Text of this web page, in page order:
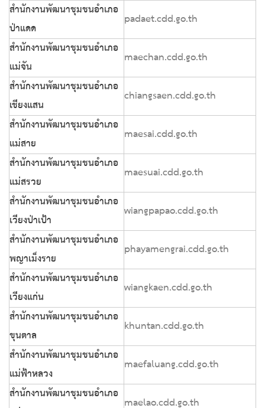
สำนักงานพัฒนาชุมชนอำเภอ
ป่าแดด
padaet.cdd.go.th
สำนักงานพัฒนาชุมชนอำเภอ
แม่จัน
maechan.cdd.go.th
สำนักงานพัฒนาชุมชนอำเภอ
เชียงแสน
chiangsaen.cdd.go.th
สำนักงานพัฒนาชุมชนอำเภอ
แม่สาย
maesai.cdd.go.th
สำนักงานพัฒนาชุมชนอำเภอ
แม่สรวย
maesuai.cdd.go.th
สำนักงานพัฒนาชุมชนอำเภอ
เวียงป่าเป้า
wiangpapao.cdd.go.th
สำนักงานพัฒนาชุมชนอำเภอ
พญาเม็งราย
phayamengrai.cdd.go.th
สำนักงานพัฒนาชุมชนอำเภอ
เวียงแก่น
wiangkaen.cdd.go.th
สำนักงานพัฒนาชุมชนอำเภอ
ขุนตาล
khuntan.cdd.go.th
สำนักงานพัฒนาชุมชนอำเภอ
แม่ฟ้าหลวง
maefaluang.cdd.go.th
สำนักงานพัฒนาชุมชนอำเภอ
maelao.cdd.go.th